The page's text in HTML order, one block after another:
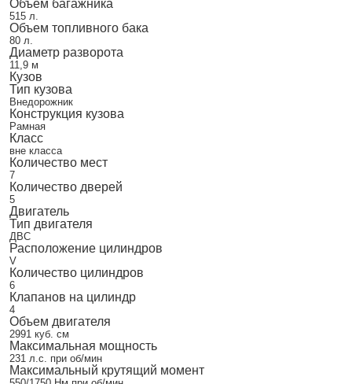
Объем багажника
515 л.
Объем топливного бака
80 л.
Диаметр разворота
11,9 м
Кузов
Тип кузова
Внедорожник
Конструкция кузова
Рамная
Класс
вне класса
Количество мест
7
Количество дверей
5
Двигатель
Тип двигателя
ДВС
Расположение цилиндров
V
Количество цилиндров
6
Клапанов на цилиндр
4
Объем двигателя
2991 куб. см
Максимальная мощность
231 л.с. при об/мин
Максимальный крутящий момент